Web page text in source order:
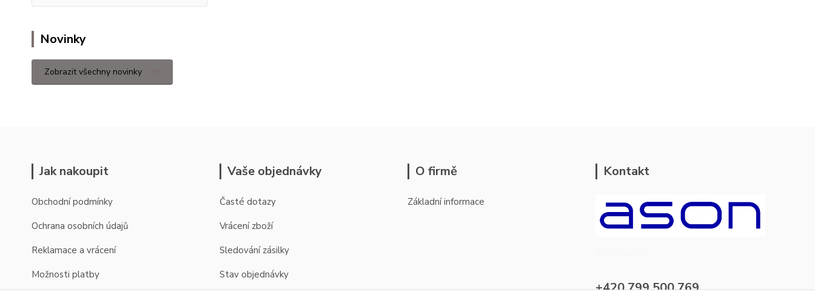
Novinky
Zobrazit všechny novinky
Jak nakoupit
Obchodní podmínky
Ochrana osobních údajů
Reklamace a vrácení
Možnosti platby
Vaše objednávky
Časté dotazy
Vrácení zboží
Sledování zásilky
Stav objednávky
O firmě
Základní informace
Kontakt
+420 799 500 769